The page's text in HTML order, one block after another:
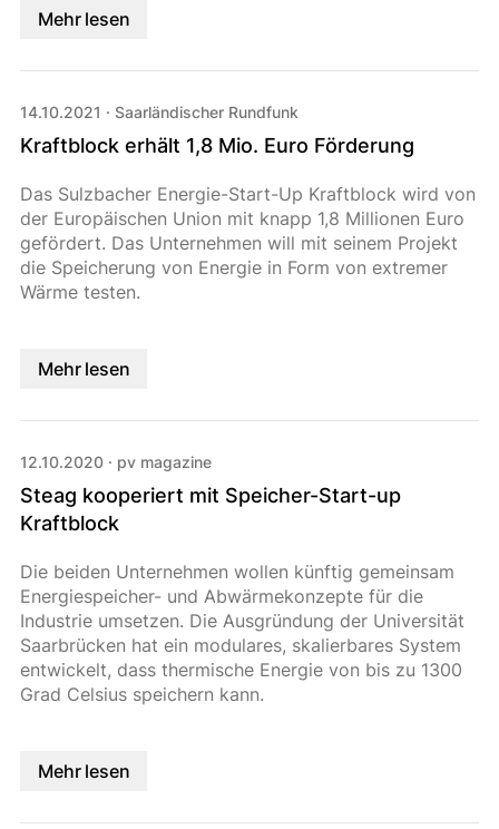
Mehr lesen
14.10.2021 · Saarländischer Rundfunk
Kraftblock erhält 1,8 Mio. Euro Förderung
Das Sulzbacher Energie-Start-Up Kraftblock wird von
der Europäischen Union mit knapp 1,8 Millionen Euro
gefördert. Das Unternehmen will mit seinem Projekt
die Speicherung von Energie in Form von extremer
Wärme testen.
Mehr lesen
12.10.2020 · pv magazine
Steag kooperiert mit Speicher-Start-up
Kraftblock
Die beiden Unternehmen wollen künftig gemeinsam
Energiespeicher- und Abwärmekonzepte für die
Industrie umsetzen. Die Ausgründung der Universität
Saarbrücken hat ein modulares, skalierbares System
entwickelt, dass thermische Energie von bis zu 1300
Grad Celsius speichern kann.
Mehr lesen